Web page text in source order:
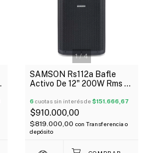
1/4
SAMSON Rs112a Bafle
Activo De 12" 200W Rms +
Bluetooth
6 cuotas sin interés de$151.666,67
$910.000,00
$819.000,00 con Transferencia o
depósito